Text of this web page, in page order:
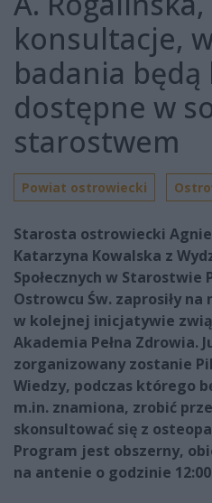
konsultacje,
badania będą
dostępne w
starostwem
Powiat ostrowiecki
Starosta ostrowiecki
Katarzyna Kowalska z
Społecznych w Starostwie
Ostrowcu Św. zaprosiły
w kolejnej inicjatywie
Akademia Pełna Zdrowia.
zorganizowany zostanie
Wiedzy, podczas którego
m.in. znamiona, zrobić
skonsultować się z
Program jest obszerny,
na antenie o godzinie